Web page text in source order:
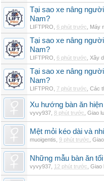
Tại sao xe nâng
Nam?
LIFTPRO 6 phút trước Máy
Tại sao xe nâng
Nam?
LIFTPRO 6 phút trước Xây
Tại sao xe nâng
Nam?
LIFTPRO 7 phút trước Các
Xu hướng bàn ăn
vyvy937 8 phút trước Giao
Mệt mỏi kéo dài và
muoigentis 9 phút trước
Những mẫu bàn ăn
vyvy937 12 phút trước Giao